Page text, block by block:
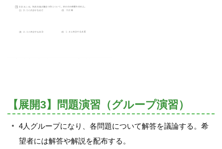
【展開3】問題演習（グループ演習）
4人グループになり、各問題について解答を議論する。希
望者には解答や解説を配布する。